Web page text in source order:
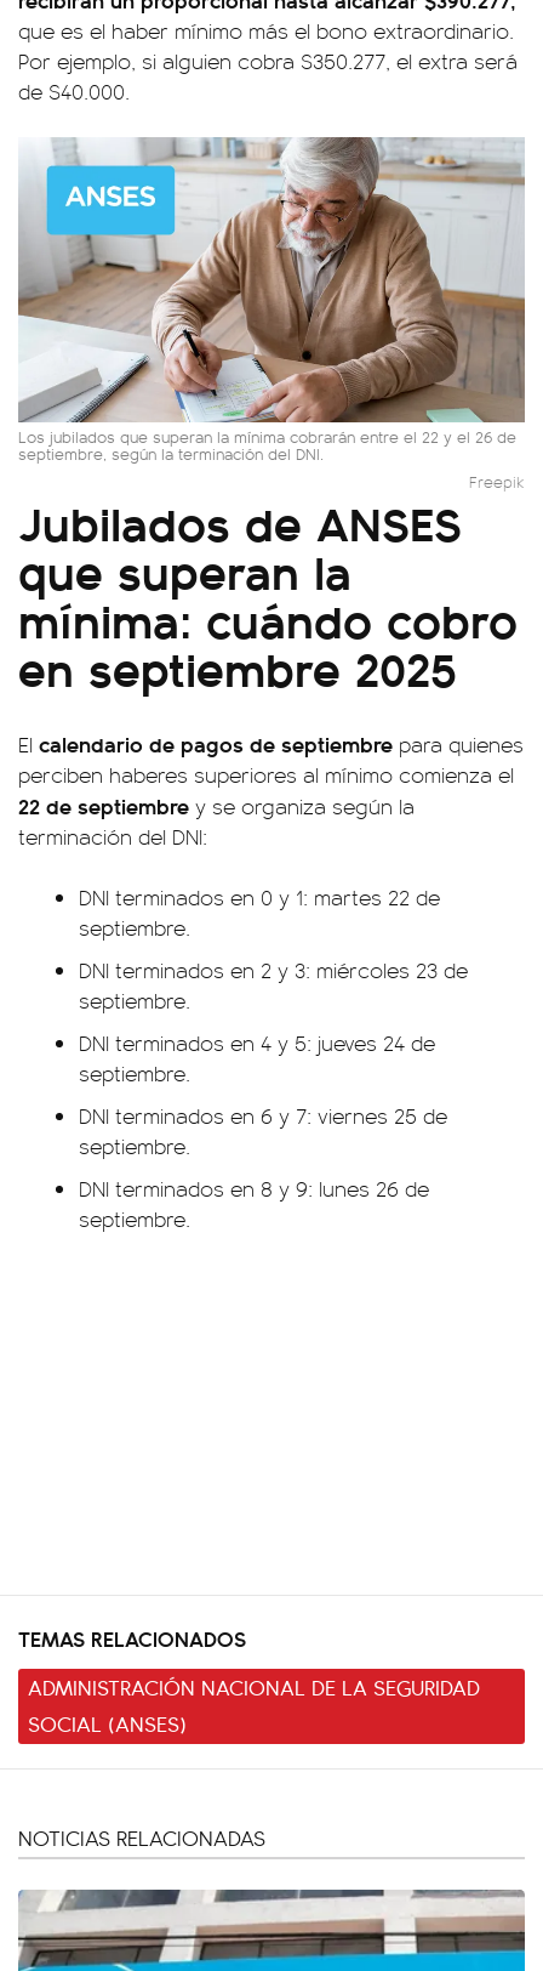
que es el haber mínimo más el bono extraordinario.
Por ejemplo, si alguien cobra $350.277, el extra será
de $40.000.
Los jubilados que superan la mínima cobrarán entre el 22 y el 26 de
septiembre, según la terminación del DNI.
Freepik
Jubilados de ANSES
que superan la
mínima: cuándo cobro
en septiembre 2025
El calendario de pagos de septiembre para quienes
perciben haberes superiores al mínimo comienza el
22 de septiembre y se organiza según la
terminación del DNI:
DNI terminados en 0 y 1: martes 22 de
septiembre.
DNI terminados en 2 y 3: miércoles 23 de
septiembre.
DNI terminados en 4 y 5: jueves 24 de
septiembre.
DNI terminados en 6 y 7: viernes 25 de
septiembre.
DNI terminados en 8 y 9: lunes 26 de
septiembre.
TEMAS RELACIONADOS
ADMINISTRACIÓN NACIONAL DE LA SEGURIDAD
SOCIAL (ANSES)
NOTICIAS RELACIONADAS